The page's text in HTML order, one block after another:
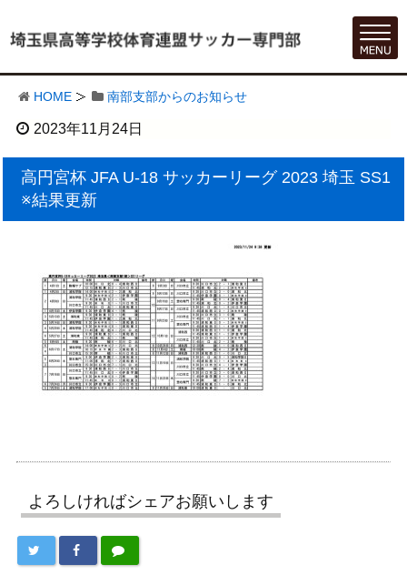
HOME 南部支部からのお知らせ
2023年11月24日
高円宮杯 JFA U-18 サッカーリーグ 2023 埼玉 SS1
※結果更新
よろしければシェアお願いします